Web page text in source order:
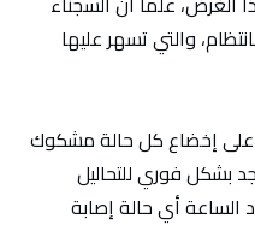
والتي تسهر عليها
على إخضاع كل حالة مشكوك
بشكل فوري للتحاليل
الساعة أي حالة إصابة